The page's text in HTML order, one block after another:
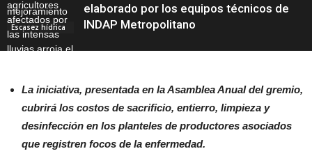
Escasez hídrica
Sostenibilidad y
Medio Ambiente
elaborado por los equipos técnicos de
INDAP Metropolitano
La iniciativa, presentada en la Asamblea Anual del gremio,
cubrirá los costos de sacrificio, entierro, limpieza y
desinfección en los planteles de productores asociados
que registren focos de la enfermedad.